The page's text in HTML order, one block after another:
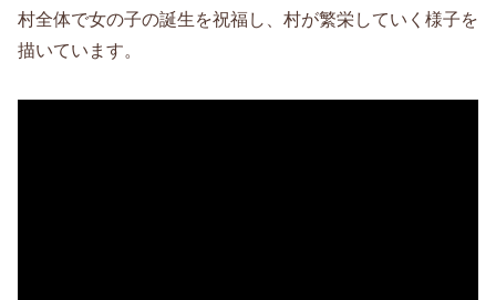
村全体で女の子の誕生を祝福し、村が繁栄していく様子を
描いています。